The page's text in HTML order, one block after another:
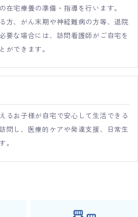
在宅療養の準備・指導を行います。
方、がん末期や神経難病の方等、退院
要な場合には、訪問看護師がご自宅を
ができます。
るお子様が自宅で安心して生活できる
問し、医療的ケアや発達支援、日常生
。